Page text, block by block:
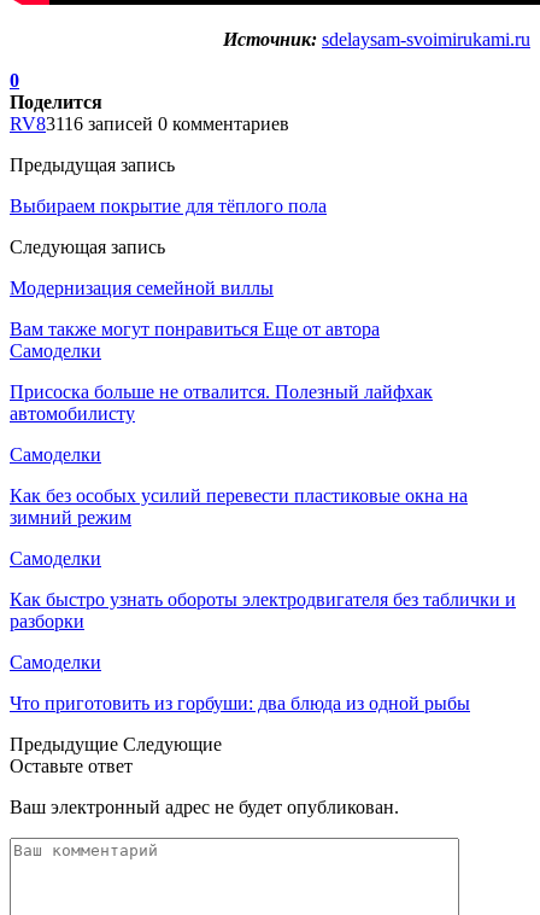
Источник: sdelaysam-svoimirukami.ru
0
Поделится
RV83116 записей 0 комментариев
Предыдущая запись
Выбираем покрытие для тёплого пола
Следующая запись
Модернизация семейной виллы
Вам также могут понравиться Еще от автора
Самоделки
Присоска больше не отвалится. Полезный лайфхак
автомобилисту
Самоделки
Как без особых усилий перевести пластиковые окна на
зимний режим
Самоделки
Как быстро узнать обороты электродвигателя без таблички и
разборки
Самоделки
Что приготовить из горбуши: два блюда из одной рыбы
Предыдущие Следующие
Оставьте ответ
Ваш электронный адрес не будет опубликован.